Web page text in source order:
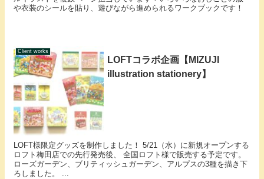
や衣装のシールを貼り、遊びながら進められるワークブックです！
Client works
LOFTコラボ企画【MIZUJI
illustration stationery】
LOFT様限定グッズを制作しました！ 5/21（水）に新規オープンする
ロフト梅田店での先行発売後、 全国ロフト様で販売する予定です。
ローズガーデン、ブリティッシュガーデン、アルプスの3種を描き下
ろしました。 ...